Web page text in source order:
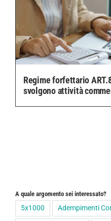
Regime forfettario
svolgono attività
A quale argomento sei interessato?
5x1000 Adempimenti